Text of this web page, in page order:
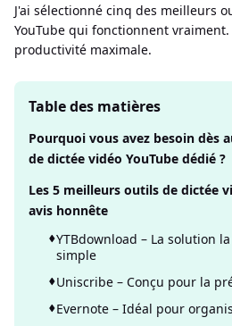
J'ai sélectionné cinq des meilleurs
YouTube qui fonctionnent
productivité maximale.
Table des matières
Pourquoi vous avez besoin dès
de dictée vidéo YouTube dédié ?
Les 5 meilleurs outils de dictée
avis honnête
YTBdownload – La solution
simple
Uniscribe – Conçu pour la
Evernote – Idéal pour